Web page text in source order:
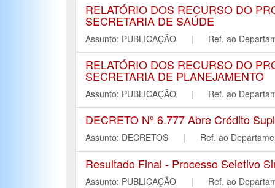
RELATÓRIO DOS RECURSO DO
SECRETARIA DE SAÚDE
Assunto: PUBLICAÇÃO | Ref. ao
RELATÓRIO DOS RECURSO DO
SECRETARIA DE PLANEJAMENTO
Assunto: PUBLICAÇÃO | Ref. ao
DECRETO Nº 6.777 Abre Crédito
Assunto: DECRETOS | Ref. ao
Resultado Final - Processo Seletivo
Assunto: PUBLICAÇÃO | Ref. ao